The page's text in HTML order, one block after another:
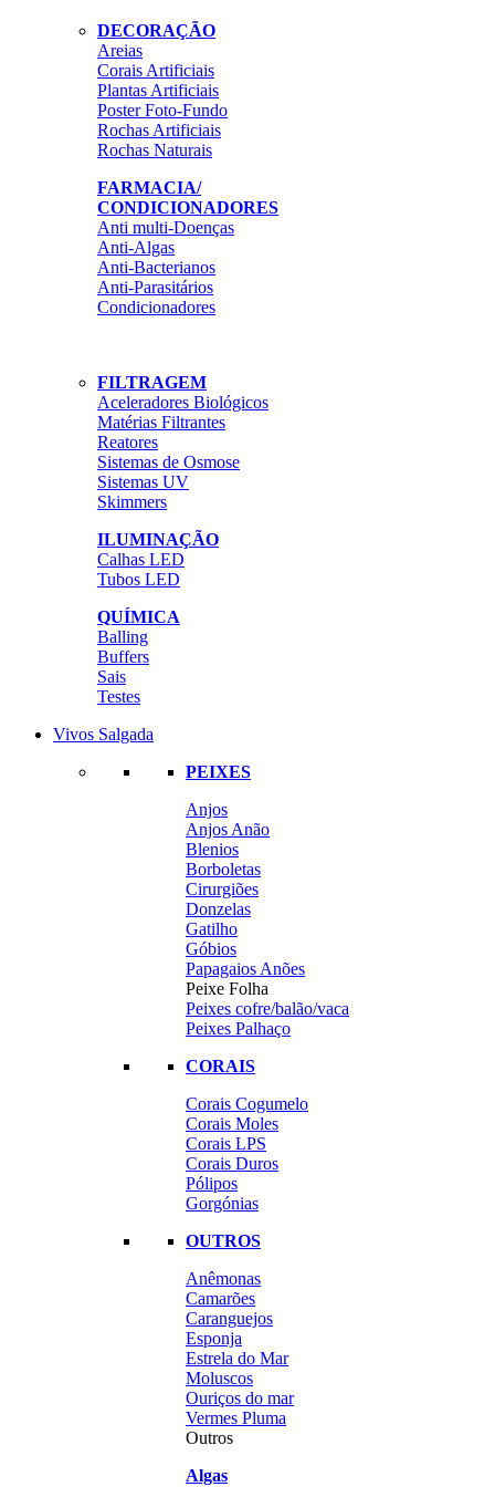
DECORAÇÃO
Areias
Corais Artificiais
Plantas Artificiais
Poster Foto-Fundo
Rochas Artificiais
Rochas Naturais
FARMACIA/
CONDICIONADORES
Anti multi-Doenças
Anti-Algas
Anti-Bacterianos
Anti-Parasitários
Condicionadores
FILTRAGEM
Aceleradores Biológicos
Matérias Filtrantes
Reatores
Sistemas de Osmose
Sistemas UV
Skimmers
ILUMINAÇÃO
Calhas LED
Tubos LED
QUÍMICA
Balling
Buffers
Sais
Testes
Vivos Salgada
PEIXES
Anjos
Anjos Anão
Blenios
Borboletas
Cirurgiões
Donzelas
Gatilho
Góbios
Papagaios Anões
Peixe Folha
Peixes cofre/balão/vaca
Peixes Palhaço
CORAIS
Corais Cogumelo
Corais Moles
Corais LPS
Corais Duros
Pólipos
Gorgónias
OUTROS
Anêmonas
Camarões
Caranguejos
Esponja
Estrela do Mar
Moluscos
Ouriços do mar
Vermes Pluma
Outros
Algas